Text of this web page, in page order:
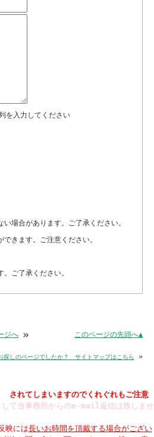
を入力してください
場合があります。ご了承ください。
きます。ご注意ください。
ご了承ください。
ジへ » このページの先頭へ▲
探しのページでしたか？ サイトマップはこちら »
されてしまいますのでくれぐれもご注意
して当事務所からのe-mail返信は致しませ
映には長いお時間を頂戴する場合がござい